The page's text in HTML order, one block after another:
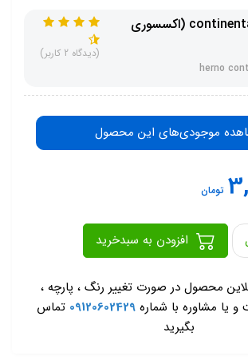
ساعت دیواری continental (اکسسوری
herno
(دیدگاه 2 کاربر)
موجودی‌های این محصول
تومان
محصول در صورت تغییر رنگ ، پارچه ،
یا مشاوره با شماره09120602429 تماس
بگیرید